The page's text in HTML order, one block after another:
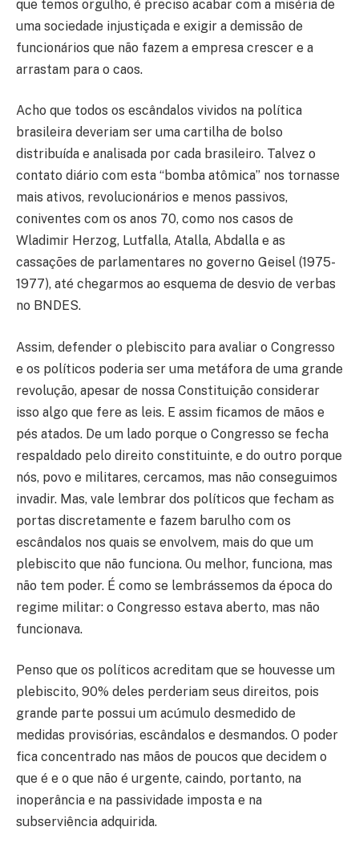
que temos orgulho, é preciso acabar com a miséria de
uma sociedade injustiçada e exigir a demissão de
funcionários que não fazem a empresa crescer e a
arrastam para o caos.
Acho que todos os escândalos vividos na política
brasileira deveriam ser uma cartilha de bolso
distribuída e analisada por cada brasileiro. Talvez o
contato diário com esta “bomba atômica” nos tornasse
mais ativos, revolucionários e menos passivos,
coniventes com os anos 70, como nos casos de
Wladimir Herzog, Lutfalla, Atalla, Abdalla e as
cassações de parlamentares no governo Geisel (1975-
1977), até chegarmos ao esquema de desvio de verbas
no BNDES.
Assim, defender o plebiscito para avaliar o Congresso
e os políticos poderia ser uma metáfora de uma grande
revolução, apesar de nossa Constituição considerar
isso algo que fere as leis. E assim ficamos de mãos e
pés atados. De um lado porque o Congresso se fecha
respaldado pelo direito constituinte, e do outro porque
nós, povo e militares, cercamos, mas não conseguimos
invadir. Mas, vale lembrar dos políticos que fecham as
portas discretamente e fazem barulho com os
escândalos nos quais se envolvem, mais do que um
plebiscito que não funciona. Ou melhor, funciona, mas
não tem poder. É como se lembrássemos da época do
regime militar: o Congresso estava aberto, mas não
funcionava.
Penso que os políticos acreditam que se houvesse um
plebiscito, 90% deles perderiam seus direitos, pois
grande parte possui um acúmulo desmedido de
medidas provisórias, escândalos e desmandos. O poder
fica concentrado nas mãos de poucos que decidem o
que é e o que não é urgente, caindo, portanto, na
inoperância e na passividade imposta e na
subserviência adquirida.